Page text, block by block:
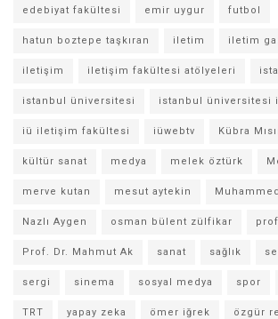
edebiyat fakültesi emir uygur futbol
hatun boztepe taşkıran iletim iletim
iletişim iletişim fakültesi atölyeleri
istanbul üniversitesi istanbul üniversitesi
iü iletişim fakültesi iüwebtv Kübra
kültür sanat medya melek öztürk
merve kutan mesut aytekin
Nazlı Aygen osman bülent zülfikar
Prof. Dr. Mahmut Ak sanat sağlık
sergi sinema sosyal medya spor
TRT yapay zeka ömer iğrek özgür